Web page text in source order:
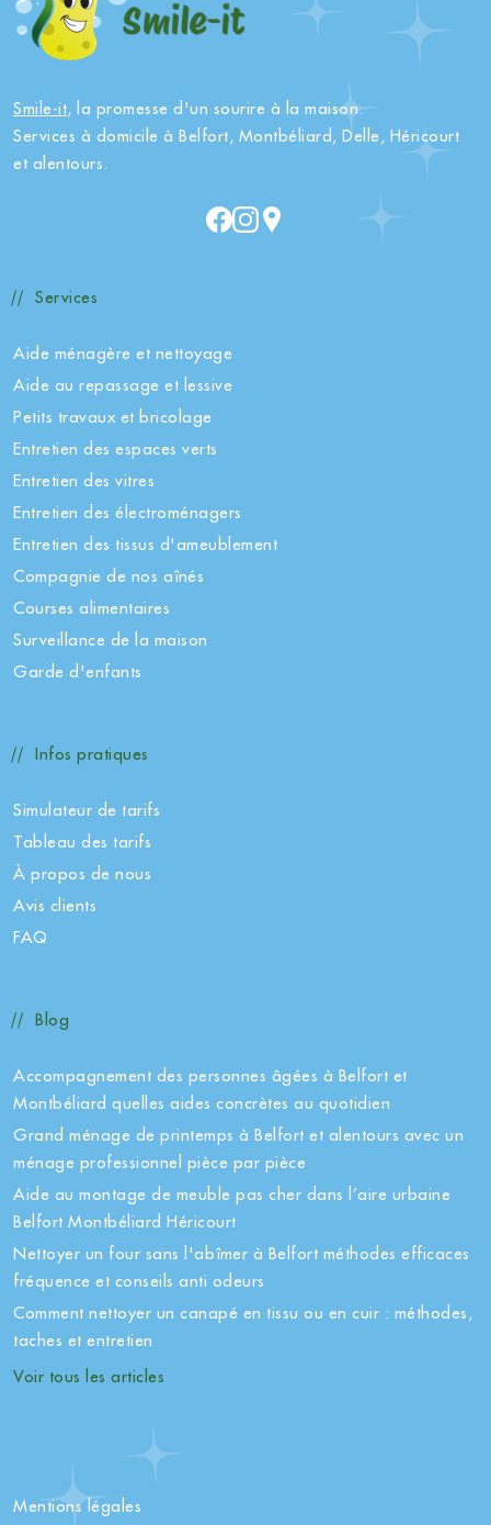
Smile-it, la promesse d'un sourire à la maison.
Services à domicile à Belfort, Montbéliard, Delle, Héricourt
et alentours.
Services
Aide ménagère et nettoyage
Aide au repassage et lessive
Petits travaux et bricolage
Entretien des espaces verts
Entretien des vitres
Entretien des électroménagers
Entretien des tissus d'ameublement
Compagnie de nos aînés
Courses alimentaires
Surveillance de la maison
Garde d'enfants
Infos pratiques
Simulateur de tarifs
Tableau des tarifs
À propos de nous
Avis clients
FAQ
Blog
Accompagnement des personnes âgées à Belfort et
Montbéliard quelles aides concrètes au quotidien
Grand ménage de printemps à Belfort et alentours avec un
ménage professionnel pièce par pièce
Aide au montage de meuble pas cher dans l’aire urbaine
Belfort Montbéliard Héricourt
Nettoyer un four sans l'abîmer à Belfort méthodes efficaces
fréquence et conseils anti odeurs
Comment nettoyer un canapé en tissu ou en cuir : méthodes,
taches et entretien
Voir tous les articles
Mentions légales